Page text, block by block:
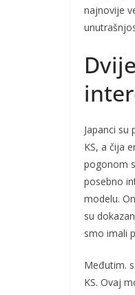
najnovije
Japanci
KS, a čija
pogonom
posebno
modelu.
su
smo imali
Međutim.
KS. Ovaj